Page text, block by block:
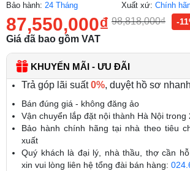
Bảo hành: 24 Tháng
Xuất xứ:Chính
87,550,000₫ 98,818,000₫ -
Giá đã bao gồm VAT
KHUYẾN MÃI - ƯU ĐÃI
Trả góp lãi suất0%, duyệt hồ sơ
Bán đúng giá - không đăng ảo
Vận chuyển lắp đặt nội thành Hà Nội trong
Bảo hành chính hãng tại nhà theo tiêu
xuất
Quý khách là đại lý, nhà thầu, thợ cần
xin vui lòng liên hệ tổng đài bán hàng: